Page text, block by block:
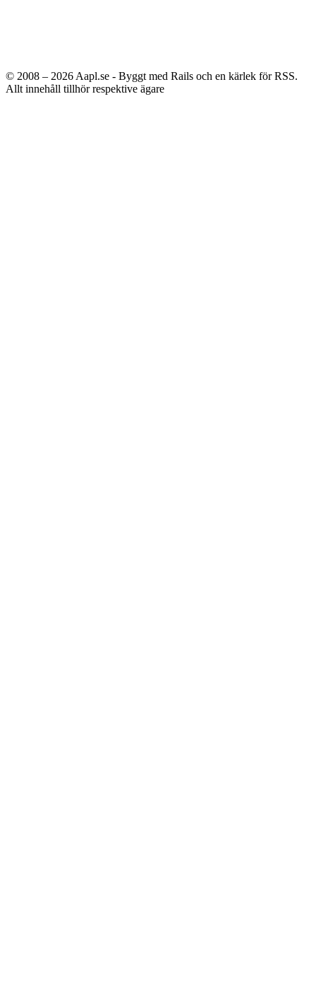
© 2008 – 2026 Aapl.se - Byggt med Rails och en kärlek för RSS.
Allt innehåll tillhör respektive ägare